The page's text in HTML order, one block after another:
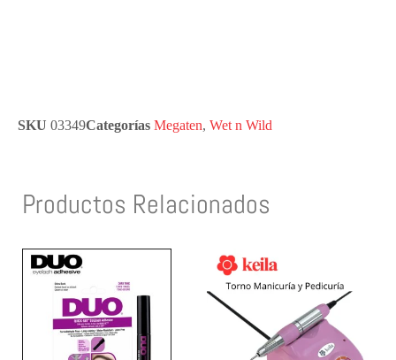
SKU 03349Categorías Megaten, Wet n Wild
Productos Relacionados